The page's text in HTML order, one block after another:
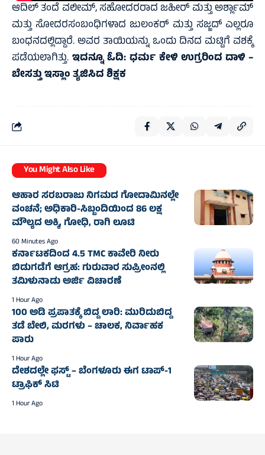
ಆದಿಲ್ ತಂದೆ ವಲೀಮ್, ಸಹೋದರರಾದ ಜಹೀರ್ ಮತ್ತು ಅರ್ಶ್ಲಾಮ್
ಮತ್ತು ಸೋದರಸಂಬಂಧಿಗಳಾದ ಜುಲಂಕರ್ ಮತ್ತು ಸಜ್ಜದ್ ಎಲ್ಲರೂ
ಬಂಧನದಲ್ಲಿದ್ದಾರೆ. ಅವರ ತಾಯಿಯನ್ನು ಒಂದು ದಿನದ ಮಟ್ಟಿಗೆ ವಶಕ್ಕೆ
ಪಡೆಯಲಾಗಿತ್ತು. ಇದನ್ನೂ ಓದಿ:ಧರ್ಮ ಕೇಳಿ ಉಗ್ರರಿಂದ ದಾಳಿ –
ಬೇಸತ್ತು ಇಸ್ಲಾಂ ತ್ಯಜಿಸಿದ ಶಿಕ್ಷಕ
You Might Also Like
ಆಹಾರ ಸರಬರಾಜು ನಿಗಮದ ಗೋದಾಮಿನಲ್ಲೇ
ವಂಚನೆ; ಅಧಿಕಾರಿ-ಸಿಬ್ಬಂದಿಯಿಂದ 86 ಲಕ್ಷ
ಮೌಲ್ಯದ ಅಕ್ಕಿ, ಗೋಧಿ, ರಾಗಿ ಲೂಟಿ
60 Minutes Ago
ಕರ್ನಾಟಕದಿಂದ 4.5 TMC ಕಾವೇರಿ ನೀರು
ಬಿಡುಗಡೆಗೆ ಆಗ್ರಹ: ಗುರುವಾರ ಸುಪ್ರೀಂನಲ್ಲಿ
ತಮಿಳುನಾಡು ಅರ್ಜಿ ವಿಚಾರಣೆ
1 Hour Ago
100 ಅಡಿ ಪ್ರಪಾತಕ್ಕೆ ಬಿದ್ದ ಲಾರಿ: ಮುರಿದುಬಿದ್ದ
ತಡೆ ಬೇಲಿ, ಮರಗಳು – ಚಾಲಕ, ನಿರ್ವಾಹಕ
ಪಾರು
1 Hour Ago
ದೇಶದಲ್ಲೇ ಫಸ್ಟ್ – ಬೆಂಗಳೂರು ಈಗ ಟಾಪ್-1
ಟ್ರಾಫಿಕ್ ಸಿಟಿ
1 Hour Ago